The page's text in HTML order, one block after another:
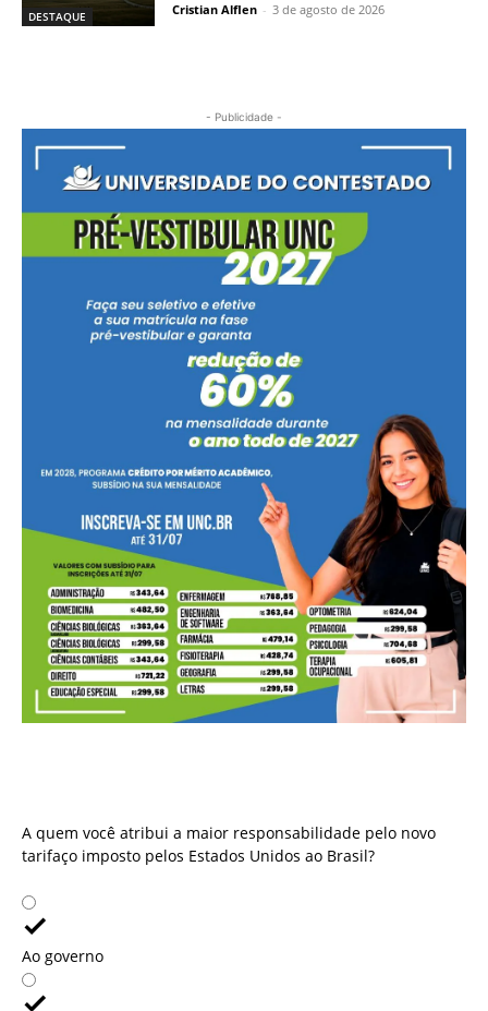
DESTAQUE Cristian Alflen - 3 de agosto de 2026
- Publicidade -
A quem você atribui a maior responsabilidade pelo novo
tarifaço imposto pelos Estados Unidos ao Brasil?
Ao governo